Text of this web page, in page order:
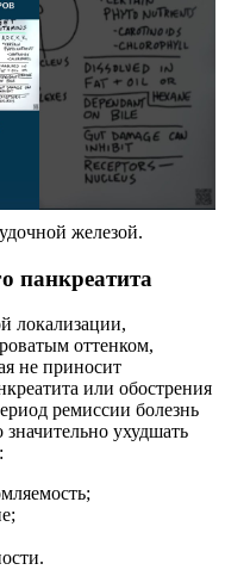
железой.
панкреатита
локализации,
оттенком,
не приносит
или обострения
ремиссии болезнь
ухудшать